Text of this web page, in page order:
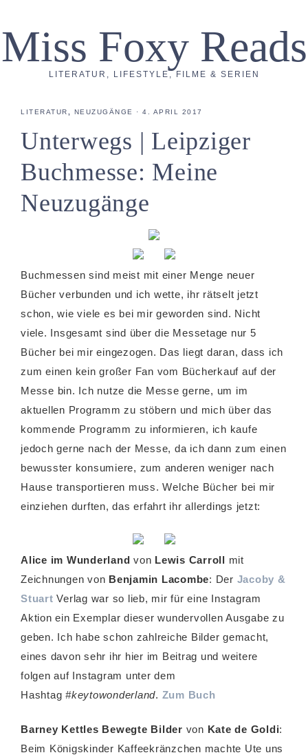
Miss Foxy Reads
LITERATUR, LIFESTYLE, FILME & SERIEN
LITERATUR NEUZUGÄNGE · 4. APRIL 2017
Unterwegs | Leipziger
Buchmesse: Meine
Neuzugänge
Buchmessen sind meist mit einer Menge neuer
Bücher verbunden und ich wette, ihr rätselt jetzt
schon, wie viele es bei mir geworden sind. Nicht
viele. Insgesamt sind über die Messetage nur 5
Bücher bei mir eingezogen. Das liegt daran, dass ich
zum einen kein großer Fan vom Bücherkauf auf der
Messe bin. Ich nutze die Messe gerne, um im
aktuellen Programm zu stöbern und mich über das
kommende Programm zu informieren, ich kaufe
jedoch gerne nach der Messe, da ich dann zum einen
bewusster konsumiere, zum anderen weniger nach
Hause transportieren muss. Welche Bücher bei mir
einziehen durften, das erfahrt ihr allerdings jetzt:
Alice im Wunderland von Lewis Carroll mit
Zeichnungen von Benjamin Lacombe: Der Jacoby &
Stuart Verlag war so lieb, mir für eine Instagram
Aktion ein Exemplar dieser wundervollen Ausgabe zu
geben. Ich habe schon zahlreiche Bilder gemacht,
eines davon sehr ihr hier im Beitrag und weitere
folgen auf Instagram unter dem
Hashtag #keytowonderland. Zum Buch
Barney Kettles Bewegte Bilder von Kate de Goldi:
Beim Königskinder Kaffeekränzchen machte Ute uns